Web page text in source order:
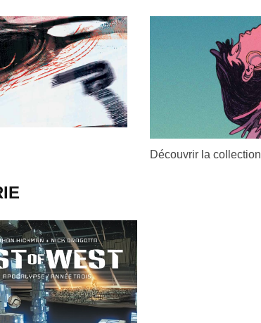
Découvrir la collection